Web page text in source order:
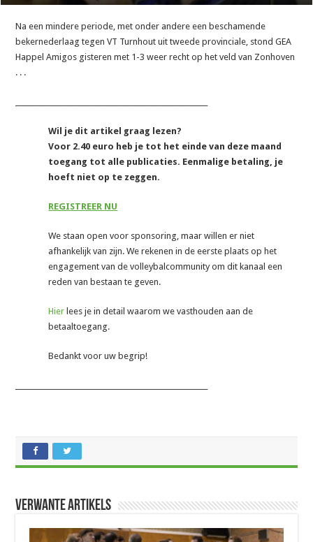
Na een mindere periode, met onder andere een beschamende
bekernederlaag tegen VT Turnhout uit tweede provinciale, stond GEA
Happel Amigos gisteren met 1-3 weer recht op het veld van Zonhoven
. . .
Wil je dit artikel graag lezen?
Voor 2.40 euro heb je tot het einde van deze maand
toegang tot alle publicaties. Eenmalige betaling, je
hoeft niet op te zeggen.
REGISTREER NU
We staan open voor sponsoring, maar willen er niet
afhankelijk van zijn. We rekenen in de eerste plaats op het
engagement van de volleybalcommunity om dit kanaal een
reden van bestaan te geven.
Hier lees je in detail waarom we vasthouden aan de
betaaltoegang.
Bedankt voor uw begrip!
Verwante artikels